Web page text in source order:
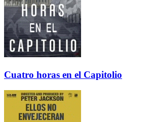
Cuatro horas en el Capitolio